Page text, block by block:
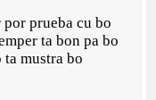
prueba cu bo
ta bon pa bo
mustra bo